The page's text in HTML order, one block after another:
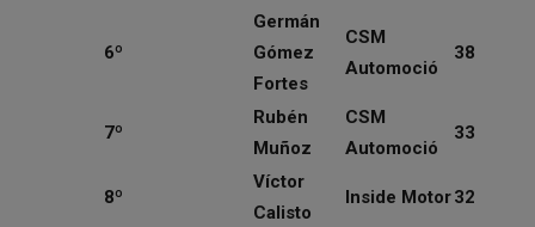
6º
Germán
Gómez
Fortes
CSM
Automoció
38
7º
Rubén
Muñoz
CSM
Automoció
33
8º
Víctor
Calisto
Inside Motor32